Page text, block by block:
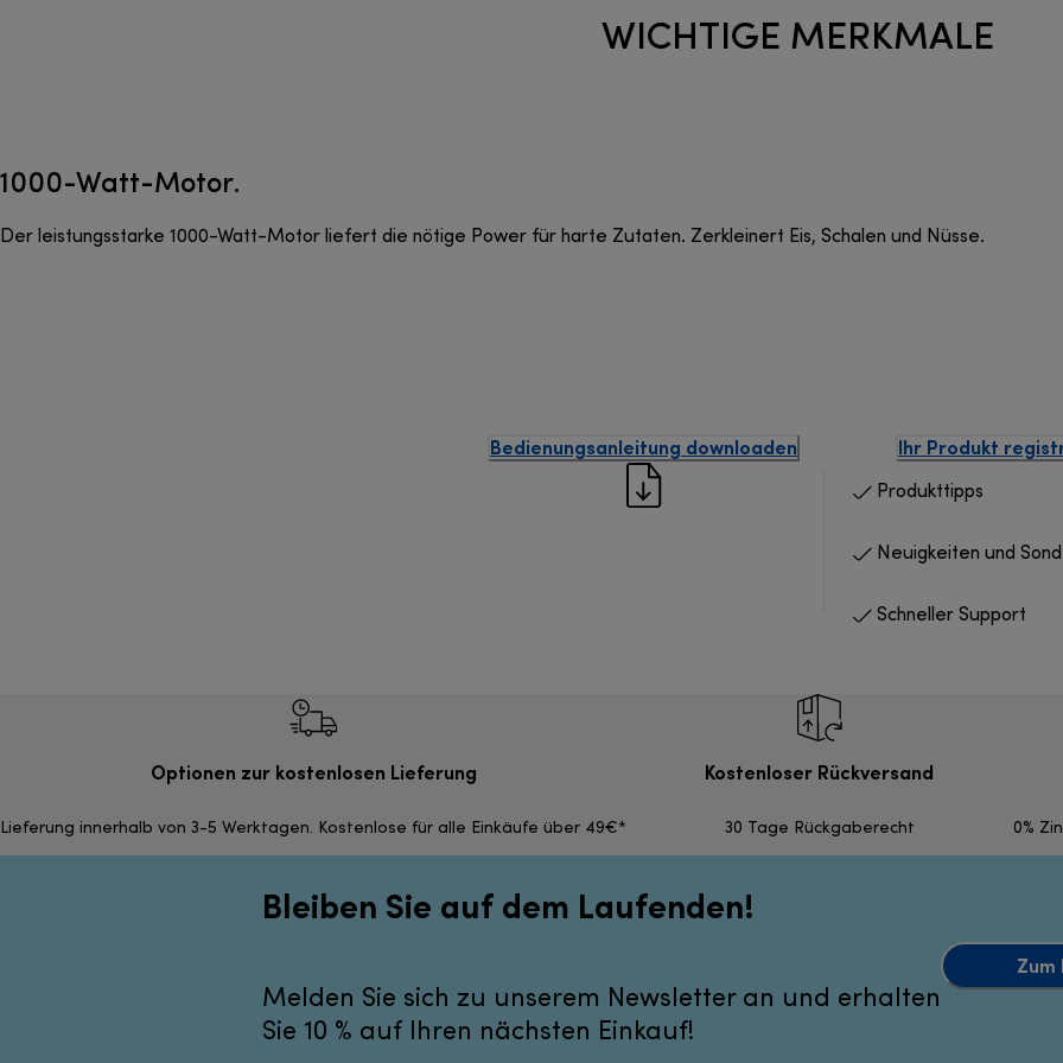
WICHTIGE MERKMALE
1000-Watt-Motor.
Der leistungsstarke 1000-Watt-Motor liefert die nötige Power für harte Zutaten. Zerkleinert Eis, Schalen und Nüsse.
Bedienungsanleitung downloaden Ihr Produkt
Produkttipps
Neuigkeiten und
Schneller Support
Optionen zur kostenlosen Lieferung
Lieferung innerhalb von 3-5 Werktagen. Kostenlose für alle Einkäufe über 49€*
Kostenloser Rückversand
30 Tage Rückgaberecht 0%
Bleiben Sie auf dem Laufenden!
Melden Sie sich zu unserem Newsletter an und erhalten
Sie 10 % auf Ihren nächsten Einkauf!